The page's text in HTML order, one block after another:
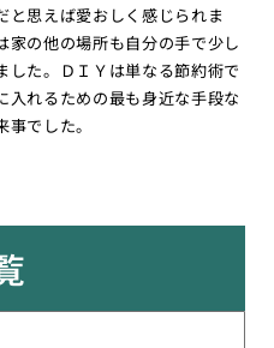
と思えば愛おしく感じられま
家の他の場所も自分の手で少し
した。ＤＩＹは単なる節約術で
入れるための最も身近な手段な
でした。